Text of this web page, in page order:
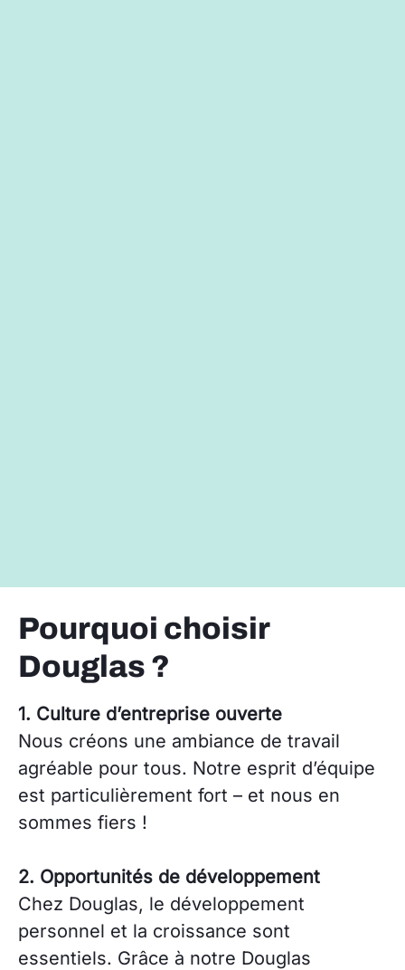
Pourquoi choisir
Douglas ?
1. Culture d’entreprise ouverte
Nous créons une ambiance de travail
agréable pour tous. Notre esprit d’équipe
est particulièrement fort – et nous en
sommes fiers !
2. Opportunités de développement
Chez Douglas, le développement
personnel et la croissance sont
essentiels. Grâce à notre Douglas